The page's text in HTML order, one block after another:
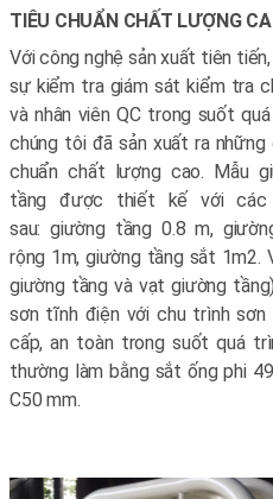
TIÊU CHUẨN CHẤT LƯỢNG
Với công nghệ sản xuất tiên tiến,
sự kiểm tra giám sát kiểm tra
và nhân viên QC trong suốt
chúng tôi đã sản xuất ra những
chuẩn chất lượng cao. Mẫu
tầng được thiết kế với các
sau: giường tầng 0.8 m,
rộng 1m, giường tầng sắt 1m2.
giường tầng và vạt giường
sơn tĩnh điện với chu trình
cấp, an toàn trong suốt quá
thường làm bằng sắt ống phi
C50 mm.